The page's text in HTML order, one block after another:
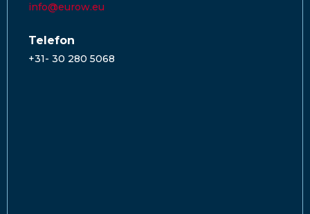
info@eurow.eu
Telefon
+31- 30 280 5068